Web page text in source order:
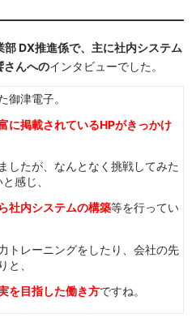
DX推進係で、主に社内システム
さんへのインタビューでした。
御津電子。
に掲載されているHPがきっかけ
したが、なんとなく挑戦してみた
感じ、
社内システムの構築等を行ってい
トレーニングをしたり、会社の先
と、
を目指した働き方ですね。